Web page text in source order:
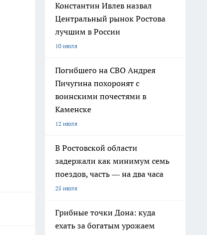
Константин Ивлев назвал
Центральный рынок Ростова
лучшим в России
10 июля
Погибшего на СВО Андрея
Пичугина похоронят с
воинскими почестями в
Каменске
12 июля
В Ростовской области
задержали как минимум семь
поездов, часть — на два часа
25 июля
Грибные точки Дона: куда
ехать за богатым урожаем